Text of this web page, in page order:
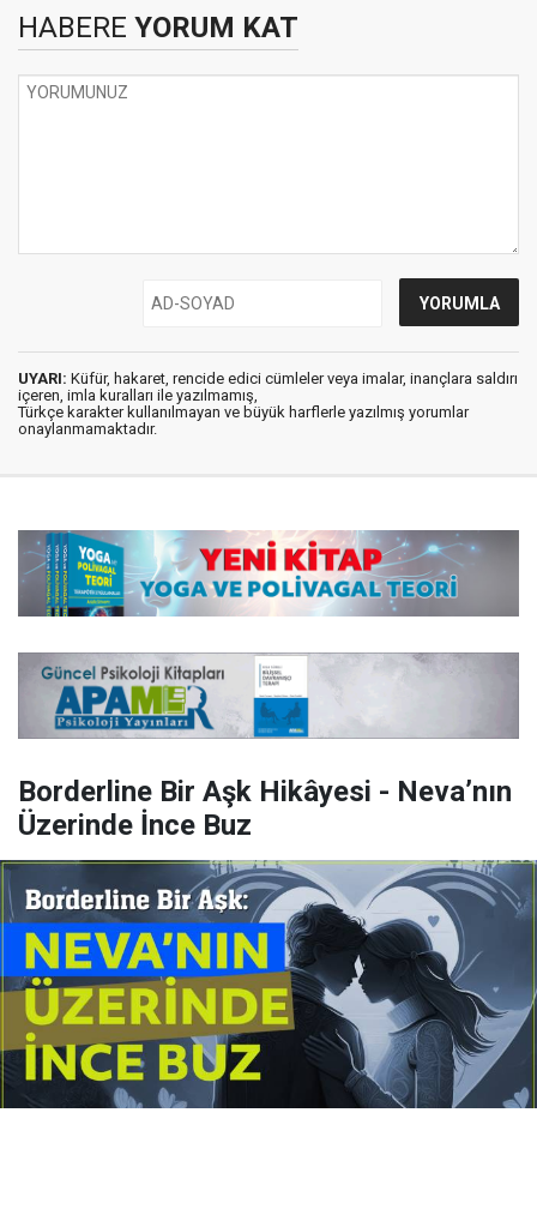
HABERE YORUM KAT
UYARI: Küfür, hakaret, rencide edici cümleler veya imalar, inançlara saldırı
içeren, imla kuralları ile yazılmamış,
Türkçe karakter kullanılmayan ve büyük harflerle yazılmış yorumlar
onaylanmamaktadır.
Borderline Bir Aşk Hikâyesi - Neva’nın
Üzerinde İnce Buz